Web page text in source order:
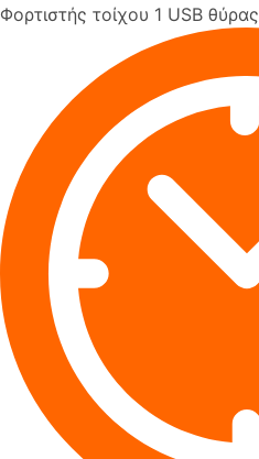
Φορτιστής τοίχου 1 USB θύρας